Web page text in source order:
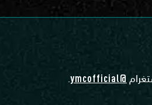
@ymcofficial